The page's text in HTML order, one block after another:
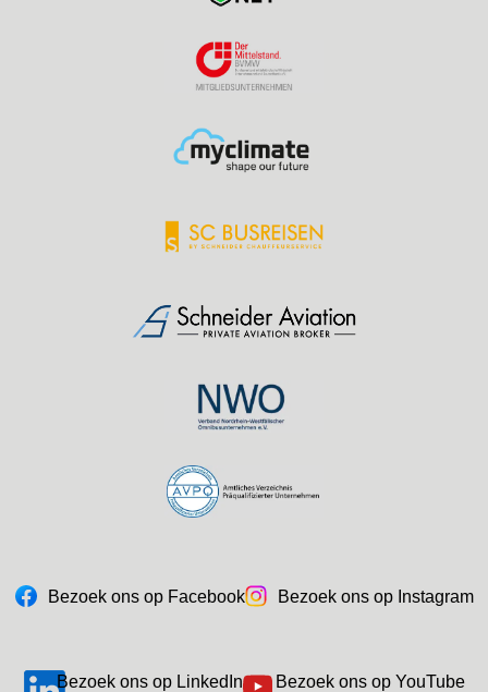
Bezoek ons op Facebook Bezoek ons op Instagram
Bezoek ons op LinkedIn Bezoek ons op YouTube